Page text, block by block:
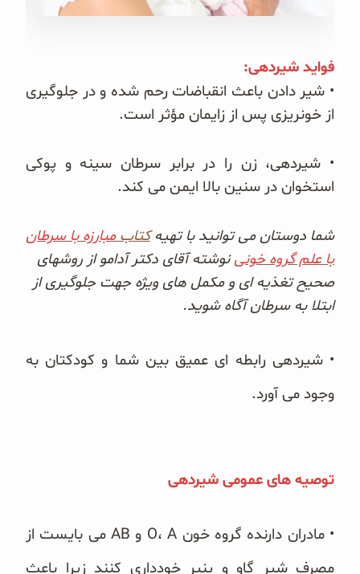
غلات و دانه‌های سالم
سبوس و جوانه‌ها
کتاب‌های OAB
فواید شیردهی:
• شیر دادن باعث انقباضات رحم شده و در جلوگیری
از خونریزی پس از زایمان مؤثر است.
• شیردهی، زن را در برابر سرطان سینه و پوکی
استخوان در سنین بالا ایمن می کند.
شما دوستان می توانید با تهیهکتابمبارزه با سرطان
با علم گروه خونینوشته آقای دکتر آدامو از روشهای
صحیح تغذیه ای و مکمل های ویژه جهت جلوگیری از
ابتلا به سرطان آگاه شوید.
• شیردهی رابطه ای عمیق بین شما و کودکتان به
وجود می آورد.
توصیه های عمومی شیردهی
• مادران دارنده گروه خون O، A و AB می بایست از
مصرف شیر گاو و پنیر خودداری کنند زیرا باعث